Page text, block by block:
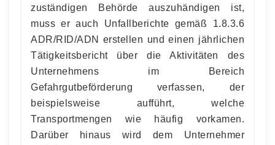
zuständigen Behörde auszuhändigen ist,
muss er auch Unfallberichte gemäß 1.8.3.6
ADR/RID/ADN erstellen und einen jährlichen
Tätigkeitsbericht über die Aktivitäten des
Unternehmens im Bereich
Gefahrgutbeförderung verfassen, der
beispielsweise aufführt, welche
Transportmengen wie häufig vorkamen.
Darüber hinaus wird dem Unternehmer